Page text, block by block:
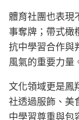
體育社團也表現
事奪牌；帶式橄
抗中學習合作與
風氣的重要力量
文化領域更是鳳
社透過服飾、美
中學習尊重與包